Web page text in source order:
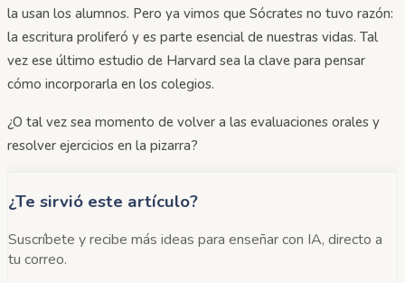
la usan los alumnos. Pero ya vimos que Sócrates no tuvo razón:
la escritura proliferó y es parte esencial de nuestras vidas. Tal
vez ese último estudio de Harvard sea la clave para pensar
cómo incorporarla en los colegios.
¿O tal vez sea momento de volver a las evaluaciones orales y
resolver ejercicios en la pizarra?
¿Te sirvió este artículo?
Suscríbete y recibe más ideas para enseñar con IA, directo a
tu correo.